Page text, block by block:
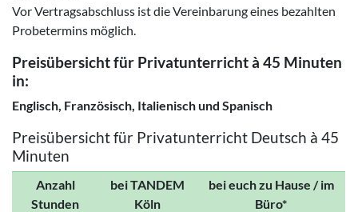
Vor Vertragsabschluss ist die Vereinbarung eines bezahlten
Probetermins möglich.
Preisübersicht für Privatunterricht à 45 Minuten
in:
Englisch, Französisch, Italienisch und Spanisch
Preisübersicht für Privatunterricht Deutsch à 45
Minuten
Anzahl
Stunden
bei TANDEM
Köln
bei euch zu Hause / im
Büro*